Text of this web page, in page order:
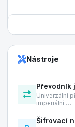
Nástroje
Převodník
Univerzální
imperiální …
Šifrovací